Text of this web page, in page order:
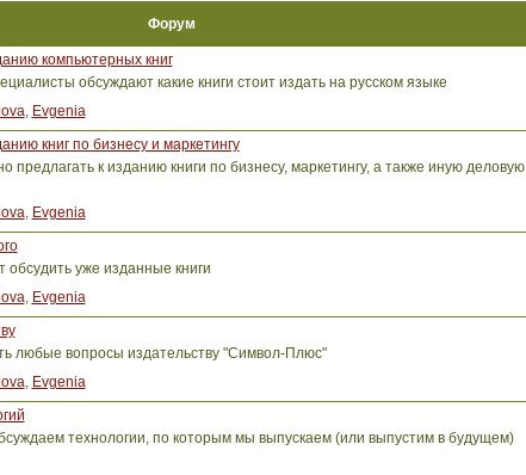
Форум
компьютерных книг
обсуждают какие книги стоит издать на русском языке
, Evgenia
книг по бизнесу и маркетингу
предлагать к изданию книги по бизнесу, маркетингу, а также иную деловую
, Evgenia
обсудить уже изданные книги
, Evgenia
любые вопросы издательству "Символ-Плюс"
, Evgenia
технологии, по которым мы выпускаем (или выпустим в будущем)